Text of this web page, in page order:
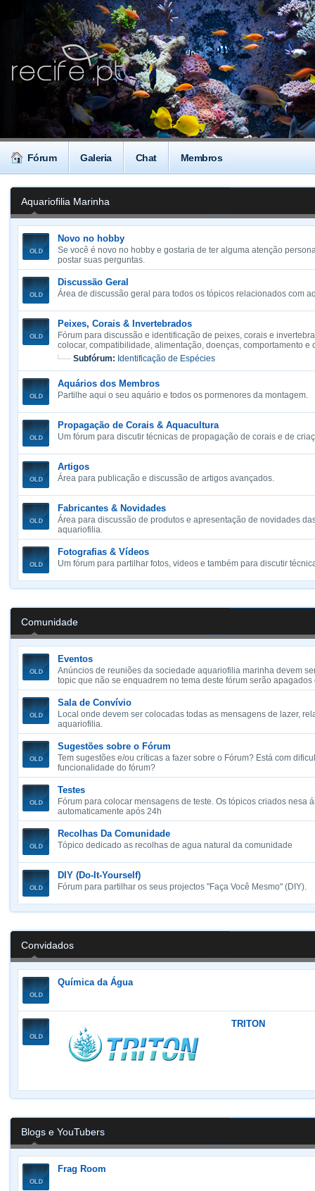
Fórum Galeria Chat Membros
Aquariofilia Marinha
Novo no hobby
Se você é novo no hobby e gostaria de ter alguma atenção
postar suas perguntas.
Discussão Geral
Área de discussão geral para todos os tópicos relacionados com
Peixes, Corais & Invertebrados
Fórum para discussão e identificação de peixes, corais e
colocar, compatibilidade, alimentação, doenças, comportamento e
Subfórum: Identificação de Espécies
Aquários dos Membros
Partilhe aqui o seu aquário e todos os pormenores da montagem.
Propagação de Corais & Aquacultura
Um fórum para discutir técnicas de propagação de corais e de
Artigos
Área para publicação e discussão de artigos avançados.
Fabricantes & Novidades
Área para discussão de produtos e apresentação de novidades
aquariofilia.
Fotografias & Vídeos
Um fórum para partilhar fotos, videos e também para discutir
Comunidade
Eventos
Anúncios de reuniões da sociedade aquariofilia marinha devem
topic que não se enquadrem no tema deste fórum serão apagados
Sala de Convívio
Local onde devem ser colocadas todas as mensagens de lazer,
aquariofilia.
Sugestões sobre o Fórum
Tem sugestões e/ou críticas a fazer sobre o Fórum? Está com
funcionalidade do fórum?
Testes
Fórum para colocar mensagens de teste. Os tópicos criados nesa
automaticamente após 24h
Recolhas Da Comunidade
Tópico dedicado as recolhas de agua natural da comunidade
DIY (Do-It-Yourself)
Fórum para partilhar os seus projectos "Faça Você Mesmo" (DIY).
Convidados
Química da Água
TRITON
Blogs e YouTubers
Frag Room